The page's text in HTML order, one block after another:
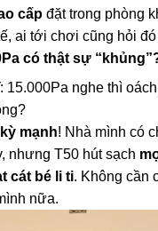
cấp đặt trong phòng
ai tới chơi cũng hỏi đó
có thật sự
15.000Pa nghe thì
mạnh! Nhà mình có
nhưng T50 hút sạch
cát bé li ti. Không cần
nữa.